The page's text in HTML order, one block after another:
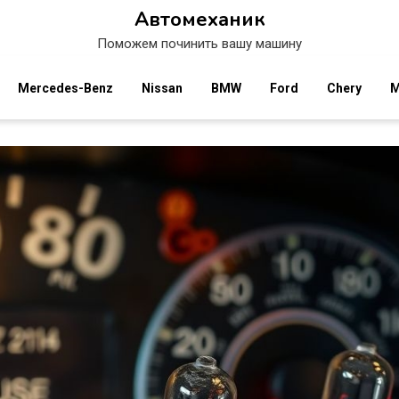
Автомеханик
Поможем починить вашу машину
Mercedes-Benz Nissan BMW Ford Chery